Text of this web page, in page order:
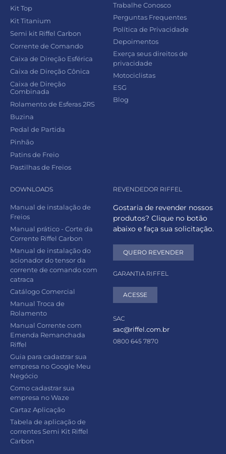
Kit Top
Kit Titanium
Semi kit Riffel Carbon
Corrente de Comando
Caixa de Direção Esférica
Caixa de Direção Cônica
Caixa de Direção
Combinada
Rolamento de Esferas 2RS
Buzina
Pedal de Partida
Pinhão
Patins de Freio
Pastilhas de Freios
Trabalhe Conosco
Perguntas Frequentes
Política de Privacidade
Depoimentos
Exerça seus direitos de
privacidade
Motociclistas
ESG
Blog
DOWNLOADS
Manual de instalação de
Freios
Manual prático - Corte da
Corrente Riffel Carbon
Manual de instalação do
acionador do tensor da
corrente de comando com
catraca
Catálogo Comercial
Manual Troca de
Rolamento
Manual Corrente com
Emenda Remanchada
Riffel
Guia para cadastrar sua
empresa no Google Meu
Negócio
Como cadastrar sua
empresa no Waze
Cartaz Aplicação
Tabela de aplicação de
correntes Semi Kit Riffel
Carbon
REVENDEDOR RIFFEL
Gostaria de revender nossos
produtos? Clique no botão
abaixo e faça sua solicitação.
QUERO REVENDER
GARANTIA RIFFEL
ACESSE
SAC
sac@riffel.com.br
0800 645 7870